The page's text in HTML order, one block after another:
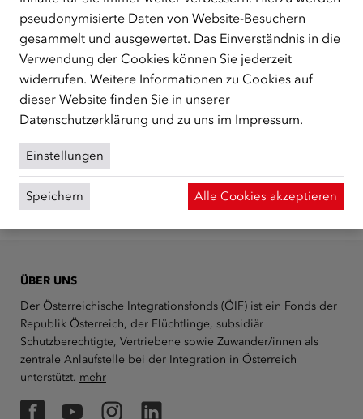
eingerichtet, weitere Informationen dazu finden sich
Eine Meldung an die externe Meldestelle ist vor allem
dann vorgesehen, wenn die Behandlung des Hinweises
bei der internen Meldestelle nicht möglich, nicht
zweckentsprechend oder nicht zumutbar ist bzw. sich als
erfolglos erwiesen hat.
ÜBER UNS
Der Österreichische Integrationsfonds (ÖIF) ist ein Fonds der
Republik Österreich, der Flüchtlinge, subsidiär
Schutzberechtigte, Vertriebene sowie Zuwander/innen als
zentrale Anlaufstelle bei der Integration in Österreich
unterstützt. mehr
FacebookYouTubeInstagramLinkedIn
pseudonymisierte Daten von Website-Besuchern
gesammelt und ausgewertet. Das Einverständnis in die
Verwendung der Cookies können Sie jederzeit
widerrufen. Weitere Informationen zu Cookies auf
dieser Website finden Sie in unserer
Datenschutzerklärung und zu uns im Impressum.
Einstellungen
Speichern Alle Cookies akzeptieren